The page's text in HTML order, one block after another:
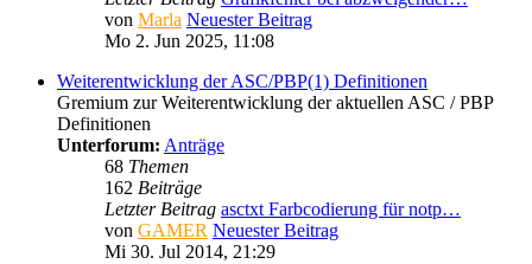
von Marla Neuester Beitrag
Mo 2. Jun 2025, 11:08
Weiterentwicklung der ASC/PBP(1) Definitionen
Gremium zur Weiterentwicklung der aktuellen ASC / PBP
Definitionen
Unterforum: Anträge
68 Themen
162 Beiträge
Letzter Beitrag asctxt Farbcodierung für notp…
von GAMER Neuester Beitrag
Mi 30. Jul 2014, 21:29